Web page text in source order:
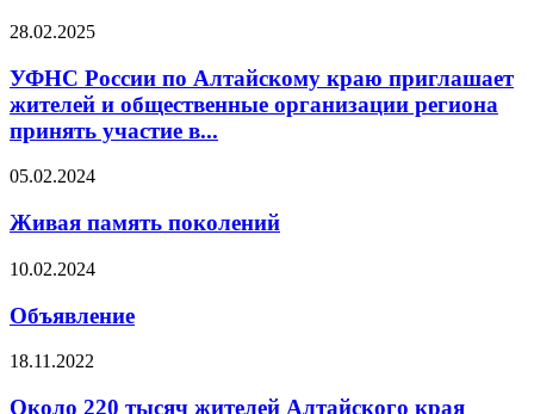
28.02.2025
УФНС России по Алтайскому краю приглашает
жителей и общественные организации региона
принять участие в...
05.02.2024
Живая память поколений
10.02.2024
Объявление
18.11.2022
Около 220 тысяч жителей Алтайского края